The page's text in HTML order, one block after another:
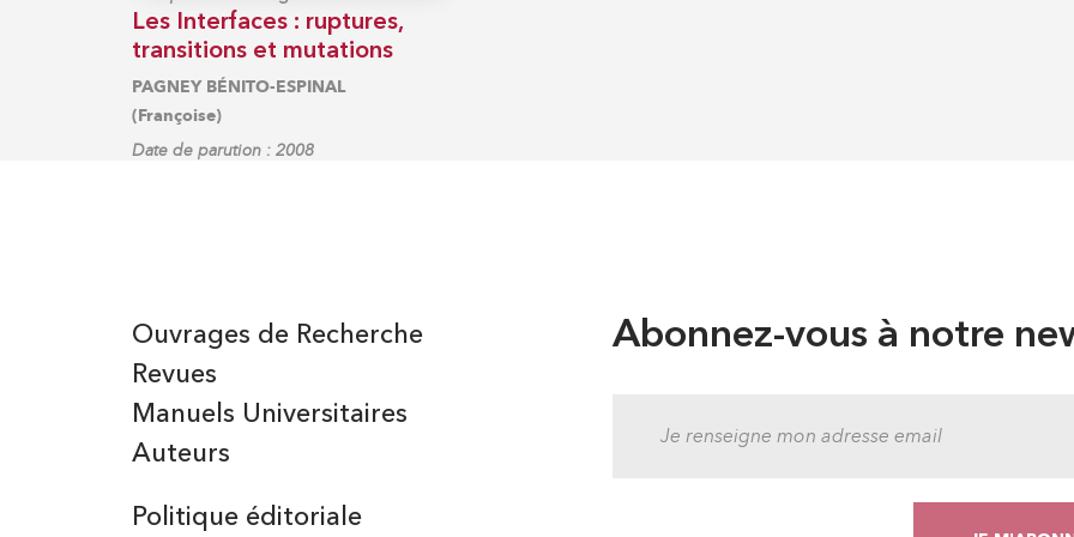
Les Interfaces : ruptures,
transitions et mutations
PAGNEY BÉNITO-ESPINAL
(Françoise)
Date de parution : 2008
Abonnez-vous à notre
Auteurs
Manuels Universitaires
Ouvrages de Recherche
Revues
Politique éditoriale